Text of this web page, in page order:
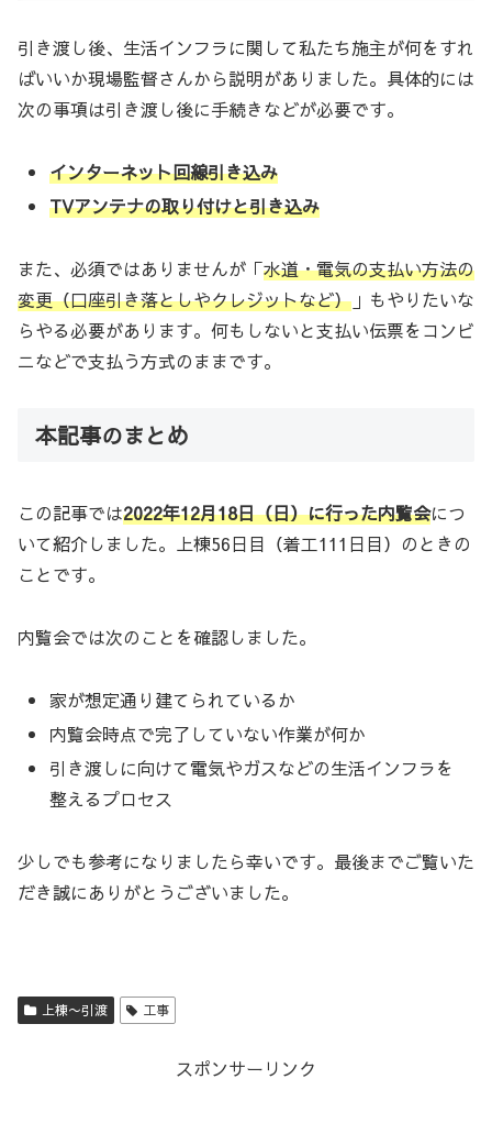
引き渡し後、生活インフラに関して私たち施主が何をすれ
ばいいか現場監督さんから説明がありました。具体的には
次の事項は引き渡し後に手続きなどが必要です。
インターネット回線引き込み
TVアンテナの取り付けと引き込み
また、必須ではありませんが「水道・電気の支払い方法の
変更（口座引き落としやクレジットなど） 」もやりたいな
らやる必要があります。何もしないと支払い伝票をコンビ
ニなどで支払う方式のままです。
本記事のまとめ
この記事では2022年12月18日（日）に行った内覧会につ
いて紹介しました。上棟56日目（着工111日目）のときの
ことです。
内覧会では次のことを確認しました。
家が想定通り建てられているか
内覧会時点で完了していない作業が何か
引き渡しに向けて電気やガスなどの生活インフラを
整えるプロセス
少しでも参考になりましたら幸いです。最後までご覧いた
だき誠にありがとうございました。
上棟〜引渡 工事
スポンサーリンク